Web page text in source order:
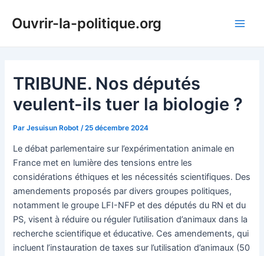
Ouvrir-la-politique.org
TRIBUNE. Nos députés
veulent-ils tuer la biologie ?
ParJesuisun Robot /25 décembre 2024
Le débat parlementaire sur l’expérimentation animale en
France met en lumière des tensions entre les
considérations éthiques et les nécessités scientifiques. Des
amendements proposés par divers groupes politiques,
notamment le groupe LFI-NFP et des députés du RN et du
PS, visent à réduire ou réguler l’utilisation d’animaux dans la
recherche scientifique et éducative. Ces amendements, qui
incluent l’instauration de taxes sur l’utilisation d’animaux (50